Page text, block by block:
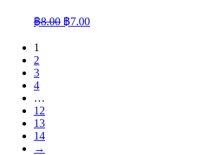
฿8.00 ฿7.00
1
2
3
4
…
12
13
14
→